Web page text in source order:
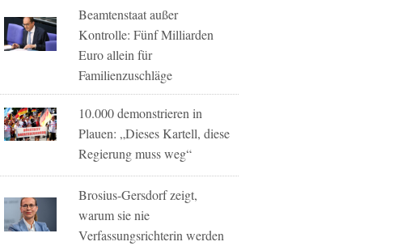
Beamtenstaat außer
Kontrolle: Fünf Milliarden
Euro allein für
Familienzuschläge
10.000 demonstrieren in
Plauen: „Dieses Kartell, diese
Regierung muss weg“
Brosius-Gersdorf zeigt,
warum sie nie
Verfassungsrichterin werden